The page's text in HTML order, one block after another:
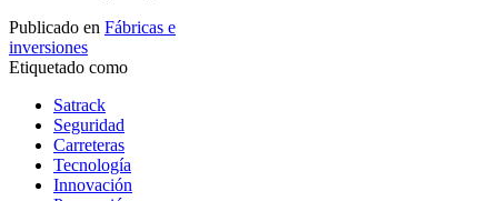
Publicado en Fábricas e
inversiones
Etiquetado como
Satrack
Seguridad
Carreteras
Tecnología
Innovación